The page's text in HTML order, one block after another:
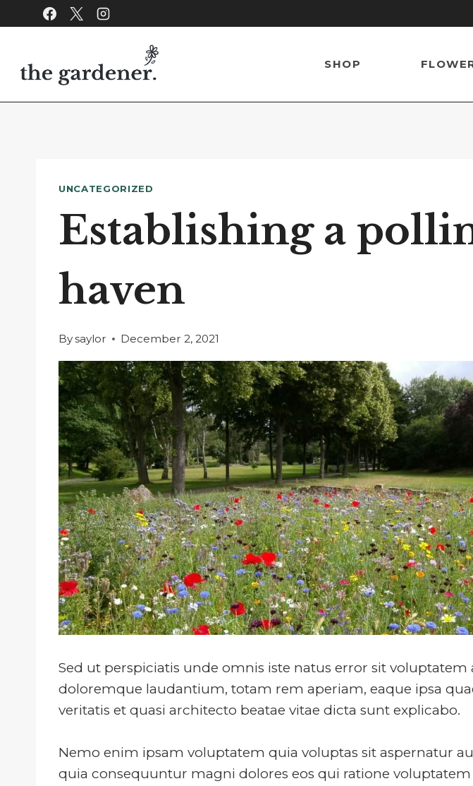
to
SHOP
UNCATEGORIZED
Establishing a
haven
Bysaylor December 2, 2021
Sed ut perspiciatis unde omnis iste natus error sit
doloremque laudantium, totam rem aperiam, eaque ipsa
veritatis et quasi architecto beatae vitae dicta sunt explicabo.
Nemo enim ipsam voluptatem quia voluptas sit aspernatur
quia consequuntur magni dolores eos qui ratione voluptatem